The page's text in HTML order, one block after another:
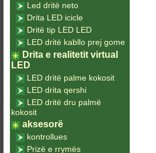
Led dritë neto
Drita LED icicle
Dritë tip LED LED
LED dritë kabllo prej gome
Drita e realitetit virtual
LED
LED dritë palme kokosit
LED drita qershi
LED dritë dru palmë
kokosit
aksesorë
kontrollues
Prizë e rrymës